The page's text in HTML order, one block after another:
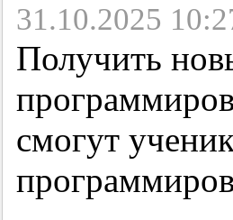
31.10.2025
Получить
смогут